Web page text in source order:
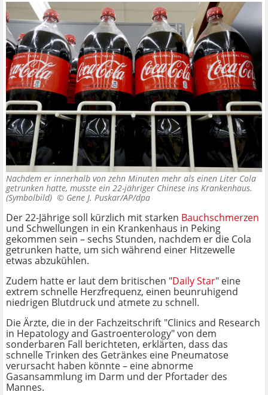
Nachdem er innerhalb von zehn Minuten mehr als einen Liter Cola
getrunken hatte, musste ein 22-jähriger Chinese ins Krankenhaus.
(Symbolbild) © Gene J. Puskar/AP/dpa
Der 22-Jährige soll kürzlich mit starken Bauchschmerzen
und Schwellungen in ein Krankenhaus in Peking
gekommen sein – sechs Stunden, nachdem er die Cola
getrunken hatte, um sich während einer Hitzewelle
etwas abzukühlen.
Zudem hatte er laut dem britischen "Daily Star" eine
extrem schnelle Herzfrequenz, einen beunruhigend
niedrigen Blutdruck und atmete zu schnell.
Die Ärzte, die in der Fachzeitschrift "Clinics and Research
in Hepatology and Gastroenterology" von dem
sonderbaren Fall berichteten, erklärten, dass das
schnelle Trinken des Getränkes eine Pneumatose
verursacht haben könnte – eine abnorme
Gasansammlung im Darm und der Pfortader des
Mannes.